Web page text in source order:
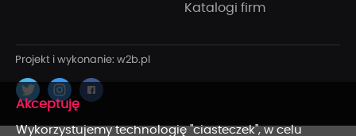
Katalogi firm
x
Wykorzystujemy technologię "ciasteczek", w celu